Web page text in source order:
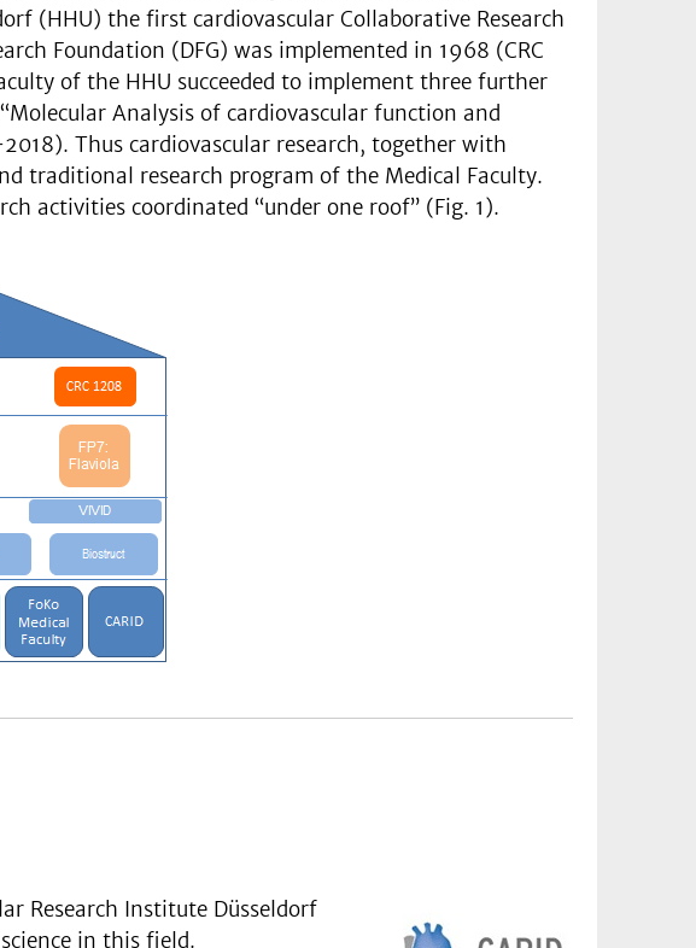
(HHU) the first cardiovascular Collaborative Research
Foundation (DFG) was implemented in 1968 (CRC
of the HHU succeeded to implement three further
Analysis of cardiovascular function and
Thus cardiovascular research, together with
traditional research program of the Medical Faculty.
activities coordinated “under one roof” (Fig. 1).
Research Institute Düsseldorf
in this field.